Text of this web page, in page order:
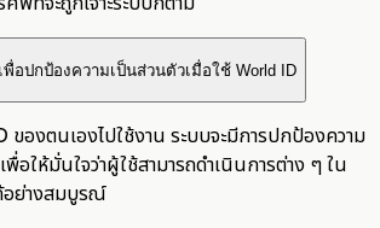
อปกป้องความเป็นส่วนตัวเมื่อใช้ World ID
ของตนเองไปใช้งาน ระบบจะมีการปกป้องความ
อให้มั่นใจว่าผู้ใช้สามารถดำเนินการต่าง ๆ ใน
อย่างสมบูรณ์